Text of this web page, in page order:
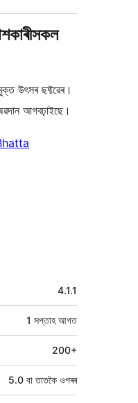
উৎসৰ ছফ্টৱেৰ।
আগবঢ়াইছে।
4.1.1
1 সপ্তাহআগত
200+
5.0 বা তাতকৈ ওপৰৰ